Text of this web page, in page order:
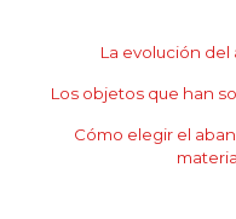
La evolución
Los objetos que han
Cómo elegir el